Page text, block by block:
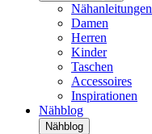
Nähanleitungen
Damen
Herren
Kinder
Taschen
Accessoires
Inspirationen
Nähblog
Nähblog